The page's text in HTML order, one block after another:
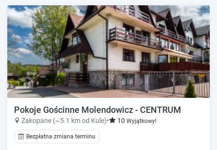
Pokoje Gościnne Molendowicz - CENTRUM
Zakopane (~5.1 km od Kule)• 10 Wyjątkowy!
Bezpłatna zmiana terminu